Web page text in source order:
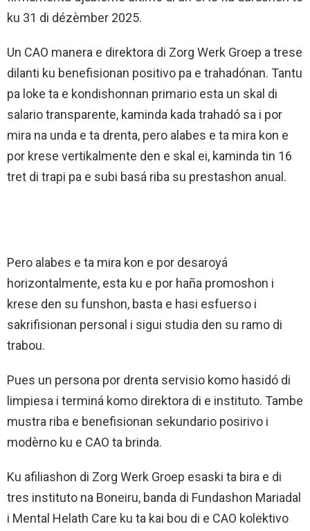
ku 31 di dézèmber 2025.
Un CAO manera e direktora di Zorg Werk Groep a trese
dilanti ku benefisionan positivo pa e trahadónan. Tantu
pa loke ta e kondishonnan primario esta un skal di
salario transparente, kaminda kada trahadó sa i por
mira na unda e ta drenta, pero alabes e ta mira kon e
por krese vertikalmente den e skal ei, kaminda tin 16
tret di trapi pa e subi basá riba su prestashon anual.
Pero alabes e ta mira kon e por desaroyá
horizontalmente, esta ku e por haña promoshon i
krese den su funshon, basta e hasi esfuerso i
sakrifisionan personal i sigui studia den su ramo di
trabou.
Pues un persona por drenta servisio komo hasidó di
limpiesa i terminá komo direktora di e instituto. Tambe
mustra riba e benefisionan sekundario posirivo i
modèrno ku e CAO ta brinda.
Ku afiliashon di Zorg Werk Groep esaski ta bira e di
tres instituto na Boneiru, banda di Fundashon Mariadal
i Mental Helath Care ku ta kai bou di e CAO kolektivo